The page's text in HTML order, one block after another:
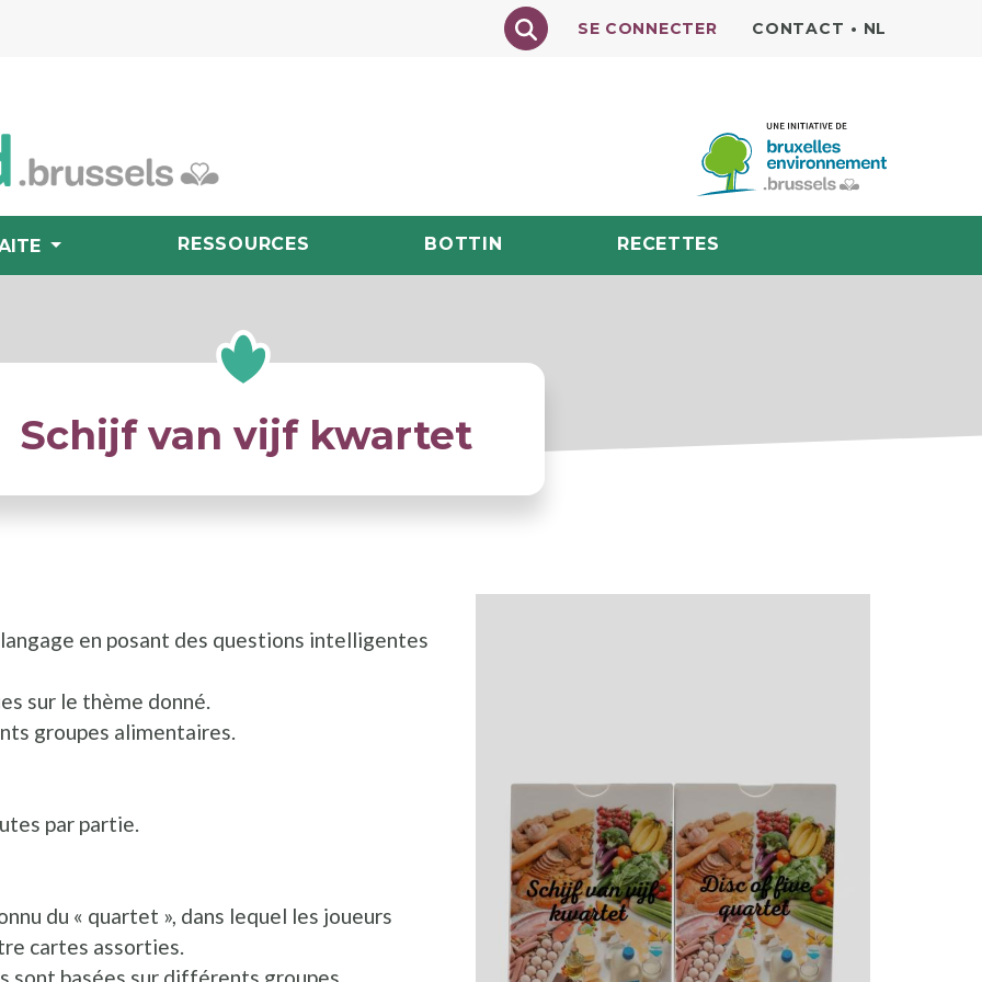
Texte à rechercher
SE CONNECTER CONTACT • NL
RESSOURCES BOTTIN RECETTES
Schijf van vijf kwartet
en posant des questions intelligentes
sur le thème donné.
groupes alimentaires.
par partie.
du « quartet », dans lequel les joueurs
cartes assorties.